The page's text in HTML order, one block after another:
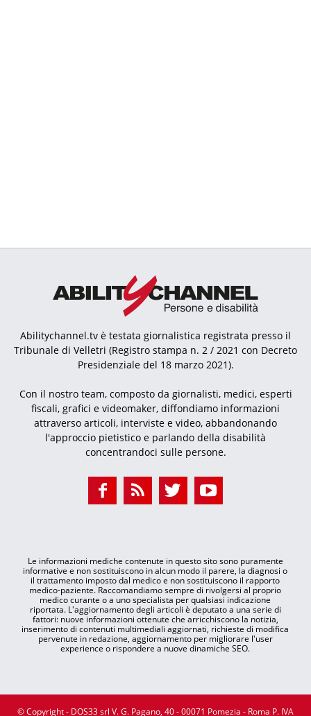
Abilitychannel.tv è testata giornalistica registrata presso il
Tribunale di Velletri (Registro stampa n. 2 / 2021 con Decreto
Presidenziale del 18 marzo 2021).
Con il nostro team, composto da giornalisti, medici, esperti
fiscali, grafici e videomaker, diffondiamo informazioni
attraverso articoli, interviste e video, abbandonando
l'approccio pietistico e parlando della disabilità
concentrandoci sulle persone.
Le informazioni mediche contenute in questo sito sono puramente
informative e non sostituiscono in alcun modo il parere, la diagnosi o
il trattamento imposto dal medico e non sostituiscono il rapporto
medico-paziente. Raccomandiamo sempre di rivolgersi al proprio
medico curante o a uno specialista per qualsiasi indicazione
riportata. L'aggiornamento degli articoli è deputato a una serie di
fattori: nuove informazioni ottenute che arricchiscono la notizia,
inserimento di contenuti multimediali aggiornati, richieste di modifica
pervenute in redazione, aggiornamento per migliorare l'user
experience o rispondere a nuove dinamiche SEO.
© Copyright - DOS33 srl V. G. Pagano, 40 - 00071 Pomezia - Roma P. IVA